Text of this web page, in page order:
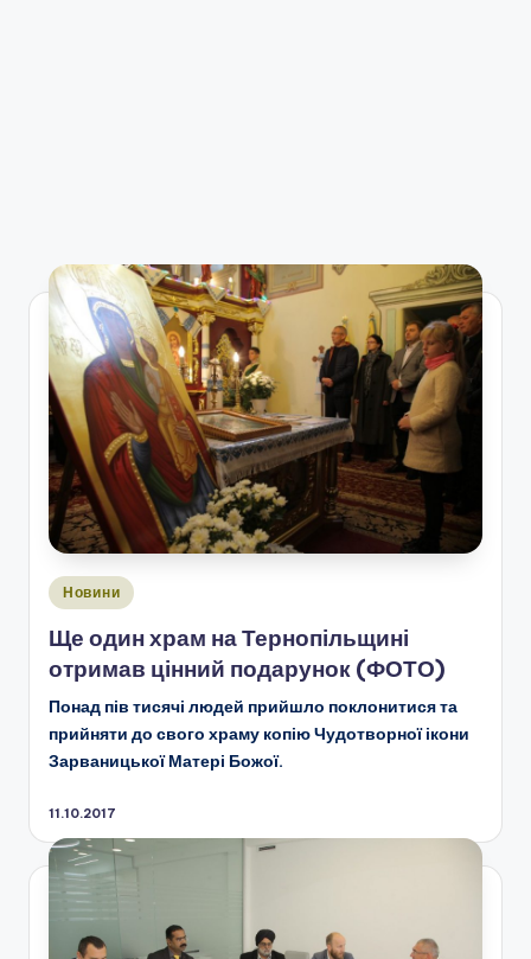
Опубліковано
Новини
Ще один храм на Тернопільщині
отримав цінний подарунок (ФОТО)
Понад пів тисячі людей прийшло поклонитися та
прийняти до свого храму копію Чудотворної ікони
Зарваницької Матері Божої.
11.10.2017